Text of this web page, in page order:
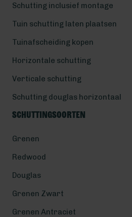
Schutting inclusief montage
Tuin schutting laten plaatsen
Tuinafscheiding kopen
Horizontale schutting
Verticale schutting
Schutting douglas horizontaal
Schuttingsoorten
Grenen
Redwood
Douglas
Grenen Zwart
Grenen Antraciet